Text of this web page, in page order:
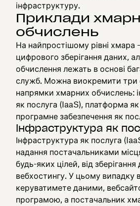
інфраструктуру.
Приклади
обчислень
На найпростішому рівні хмара
цифрового зберігання даних,
обчислення лежать в основі
служб. Можна виокремити три
напрямки хмарних обчислень:
як послуга (IaaS), платформа як
програмне забезпечення як
Інфраструктура як
Інфраструктура як послуга
надання постачальниками
будь-яких цілей, від
вебхостингу. У цьому випадку
керуватимете даними,
програмою, а постачальник